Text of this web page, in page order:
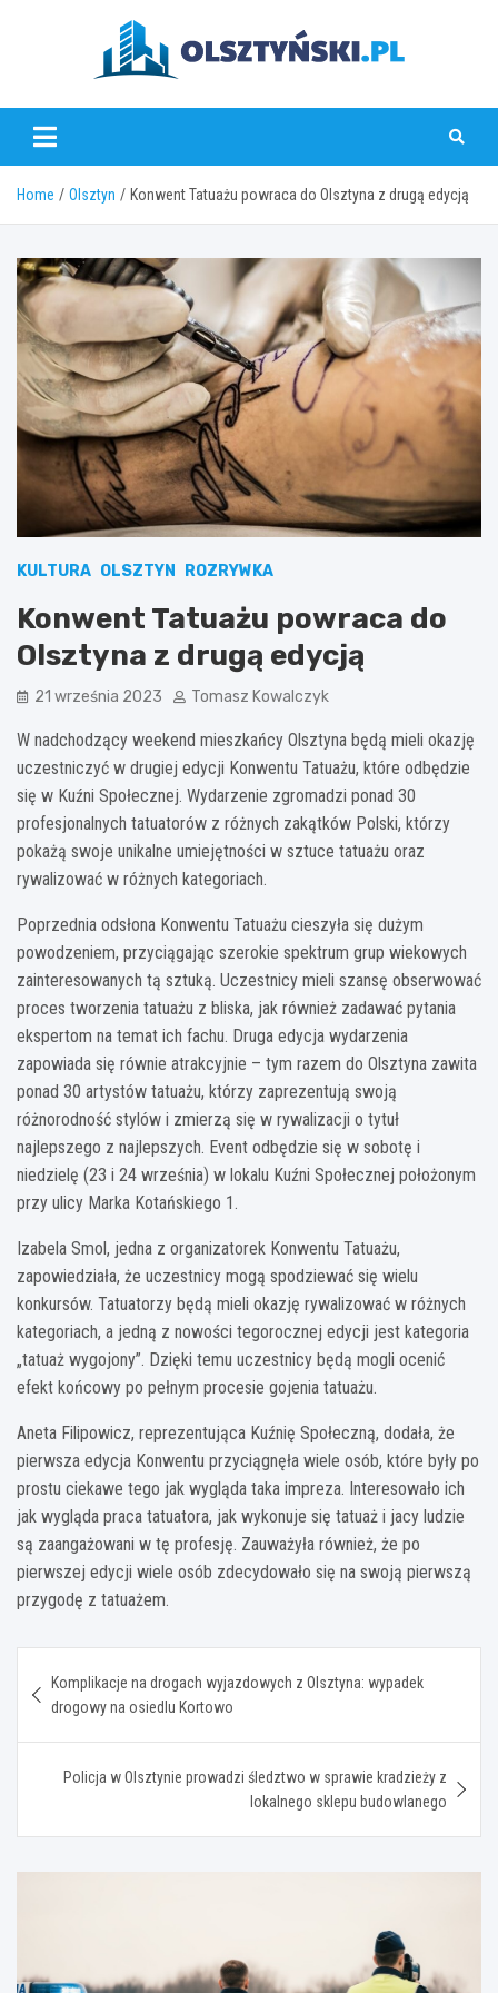
olsztynski.pl
Home Olsztyn Konwent Tatuażu powraca do Olsztyna z drugą edycją
KULTURA OLSZTYN ROZRYWKA
Konwent Tatuażu powraca do
Olsztyna z drugą edycją
21 września 2023 Tomasz Kowalczyk
W nadchodzący weekend mieszkańcy Olsztyna będą mieli okazję
uczestniczyć w drugiej edycji Konwentu Tatuażu, które odbędzie
się w Kuźni Społecznej. Wydarzenie zgromadzi ponad 30
profesjonalnych tatuatorów z różnych zakątków Polski, którzy
pokażą swoje unikalne umiejętności w sztuce tatuażu oraz
rywalizować w różnych kategoriach.
Poprzednia odsłona Konwentu Tatuażu cieszyła się dużym
powodzeniem, przyciągając szerokie spektrum grup wiekowych
zainteresowanych tą sztuką. Uczestnicy mieli szansę obserwować
proces tworzenia tatuażu z bliska, jak również zadawać pytania
ekspertom na temat ich fachu. Druga edycja wydarzenia
zapowiada się równie atrakcyjnie – tym razem do Olsztyna zawita
ponad 30 artystów tatuażu, którzy zaprezentują swoją
różnorodność stylów i zmierzą się w rywalizacji o tytuł
najlepszego z najlepszych. Event odbędzie się w sobotę i
niedzielę (23 i 24 września) w lokalu Kuźni Społecznej położonym
przy ulicy Marka Kotańskiego 1.
Izabela Smol, jedna z organizatorek Konwentu Tatuażu,
zapowiedziała, że uczestnicy mogą spodziewać się wielu
konkursów. Tatuatorzy będą mieli okazję rywalizować w różnych
kategoriach, a jedną z nowości tegorocznej edycji jest kategoria
„tatuaż wygojony”. Dzięki temu uczestnicy będą mogli ocenić
efekt końcowy po pełnym procesie gojenia tatuażu.
Aneta Filipowicz, reprezentująca Kuźnię Społeczną, dodała, że
pierwsza edycja Konwentu przyciągnęła wiele osób, które były po
prostu ciekawe tego jak wygląda taka impreza. Interesowało ich
jak wygląda praca tatuatora, jak wykonuje się tatuaż i jacy ludzie
są zaangażowani w tę profesję. Zauważyła również, że po
pierwszej edycji wiele osób zdecydowało się na swoją pierwszą
przygodę z tatuażem.
wpisu
Komplikacje na drogach wyjazdowych z Olsztyna: wypadek
drogowy na osiedlu Kortowo
Policja w Olsztynie prowadzi śledztwo w sprawie kradzieży z
lokalnego sklepu budowlanego